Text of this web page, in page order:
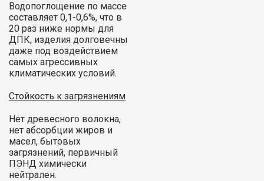
Водопоглощение по массе
составляет 0,1-0,6%, что в
20 раз ниже нормы для
ДПК, изделия долговечны
даже под воздействием
самых агрессивных
климатических условий.
Стойкость к загрязнениям
Нет древесного волокна,
нет абсорбции жиров и
масел, бытовых
загрязнений, первичный
ПЭНД химически
нейтрален.